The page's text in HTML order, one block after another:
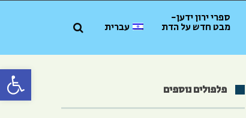
פתח
ספרי ירון ידען-
מבט חדש על הדת עברית
פלפולים נוספים